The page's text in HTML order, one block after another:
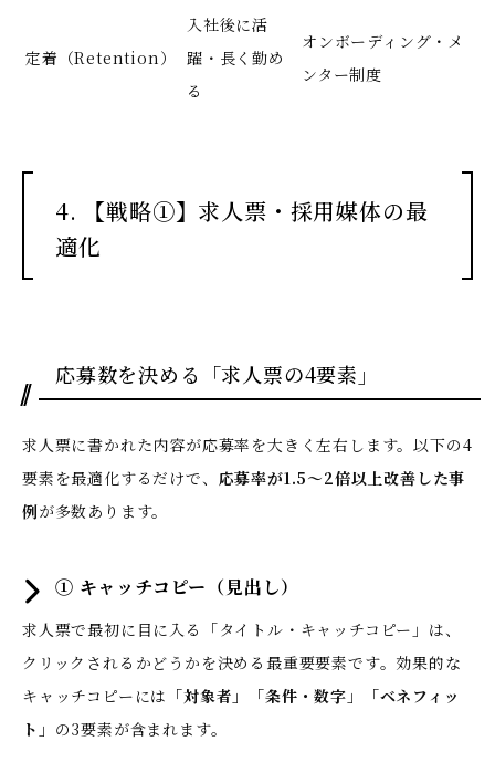
定着（Retention）
入社後に活
躍・長く勤め
る
オンボーディング・メ
ンター制度
4. 【戦略①】求人票・採用媒体の最
適化
応募数を決める「求人票の4要素」
求人票に書かれた内容が応募率を大きく左右します。以下の4
要素を最適化するだけで、 応募率が1.5〜2倍以上改善した事
例が多数あります。
① キャッチコピー（見出し）
求人票で最初に目に入る「タイトル・キャッチコピー」は、
クリックされるかどうかを決める最重要要素です。効果的な
キャッチコピーには 「対象者」「条件・数字」「ベネフィッ
ト」 の3要素が含まれます。